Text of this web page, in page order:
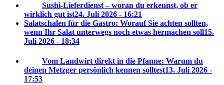
Sushi-Lieferdienst – woran du erkennst, ob er
wirklich gut ist24. Juli 2026 - 16:21
Salatschalen für die Gastro: Worauf Sie achten sollten,
wenn Ihr Salat unterwegs noch etwas hermachen soll15.
Juli 2026 - 18:34
Vom Landwirt direkt in die Pfanne: Warum du
deinen Metzger persönlich kennen solltest13. Juli 2026 -
17:53